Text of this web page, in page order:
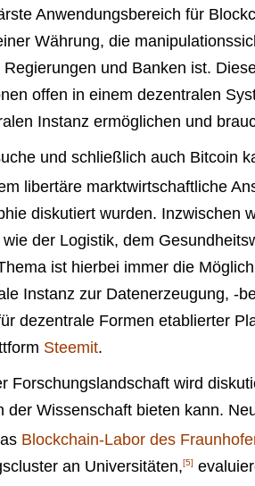
Anwendungsbereich für
Währung, die
Regierungen und Banken ist.
offen in einem dezentralen
Instanz ermöglichen und
und schließlich auch Bitcoin
libertäre marktwirtschaftliche
diskutiert wurden. Inzwischen
der Logistik, dem
ist hierbei immer die
Instanz zur Datenerzeugung, -
dezentrale Formen etablierter
Steemit.
Forschungslandschaft wird
der Wissenschaft bieten kann.
Blockchain-Labor des
an Universitäten,[5]